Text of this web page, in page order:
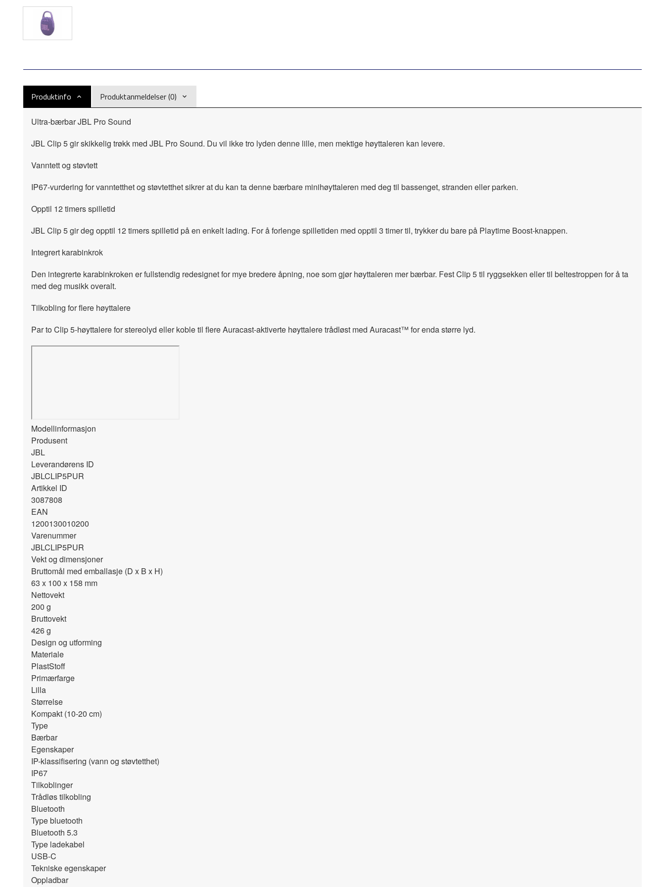
Produktinfo Produktanmeldelser (0)
Ultra-bærbar JBL Pro Sound
JBL Clip 5 gir skikkelig trøkk med JBL Pro Sound. Du vil ikke tro lyden denne lille, men mektige høyttaleren kan levere.
Vanntett og støvtett
IP67-vurdering for vanntetthet og støvtetthet sikrer at du kan ta denne bærbare minihøyttaleren med deg til bassenget, stranden eller parken.
Opptil 12 timers spilletid
JBL Clip 5 gir deg opptil 12 timers spilletid på en enkelt lading. For å forlenge spilletiden med opptil 3 timer til, trykker du bare på Playtime Boost-knappen.
Integrert karabinkrok
Den integrerte karabinkroken er fullstendig redesignet for mye bredere åpning, noe som gjør høyttaleren mer bærbar. Fest Clip 5 til ryggsekken eller til beltestroppen for å ta
med deg musikk overalt.
Tilkobling for flere høyttalere
Par to Clip 5-høyttalere for stereolyd eller koble til flere Auracast-aktiverte høyttalere trådløst med Auracast™ for enda større lyd.
Modellinformasjon
Produsent
JBL
Leverandørens ID
JBLCLIP5PUR
Artikkel ID
3087808
EAN
1200130010200
Varenummer
JBLCLIP5PUR
Vekt og dimensjoner
Bruttomål med emballasje (D x B x H)
63 x 100 x 158 mm
Nettovekt
200 g
Bruttovekt
426g
Design og utforming
Materiale
PlastStoff
Primærfarge
Lilla
Størrelse
Kompakt (10-20 cm)
Type
Bærbar
Egenskaper
IP-klassifisering (vann og støvtetthet)
IP67
Tilkoblinger
Trådløs tilkobling
Bluetooth
Type bluetooth
Bluetooth 5.3
Type ladekabel
USB-C
Tekniske egenskaper
Oppladbar